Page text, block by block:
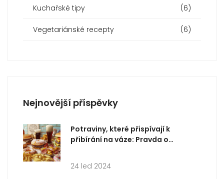
Kuchařské tipy (6)
Vegetariánské recepty (6)
Nejnovější příspěvky
Potraviny, které přispívají k
přibírání na váze: Pravda o
24 led 2024